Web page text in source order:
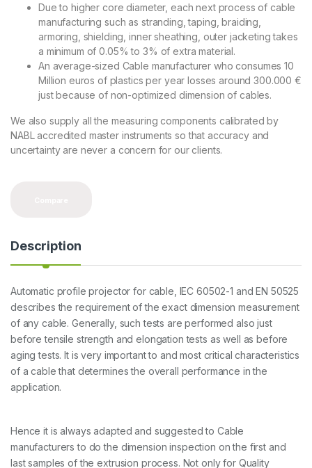
Due to higher core diameter, each next process of cable
manufacturing such as stranding, taping, braiding,
armoring, shielding, inner sheathing, outer jacketing takes
a minimum of 0.05% to 3% of extra material.
An average-sized Cable manufacturer who consumes 10
Million euros of plastics per year losses around 300.000 €
just because of non-optimized dimension of cables.
We also supply all the measuring components calibrated by
NABL accredited master instruments so that accuracy and
uncertainty are never a concern for our clients.
Description
Automatic profile projector for cable, IEC 60502-1 and EN 50525
describes the requirement of the exact dimension measurement
of any cable. Generally, such tests are performed also just
before tensile strength and elongation tests as well as before
aging tests. It is very important to and most critical characteristics
of a cable that determines the overall performance in the
application.
Hence it is always adapted and suggested to Cable
manufacturers to do the dimension inspection on the first and
last samples of the extrusion process. Not only for Quality